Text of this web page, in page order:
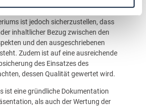
ist jedoch sicherzustellen, dass
inhaltlicher Bezug zwischen den
und den ausgeschriebenen
Zudem ist auf eine ausreichende
des Einsatzes des
dessen Qualität gewertet wird.
ist eine gründliche Dokumentation
als auch der Wertung der